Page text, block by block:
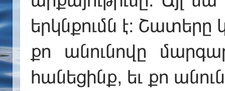
երկնքումն է։ Շատերը
քո անունովը
հանեցինք, եւ քո